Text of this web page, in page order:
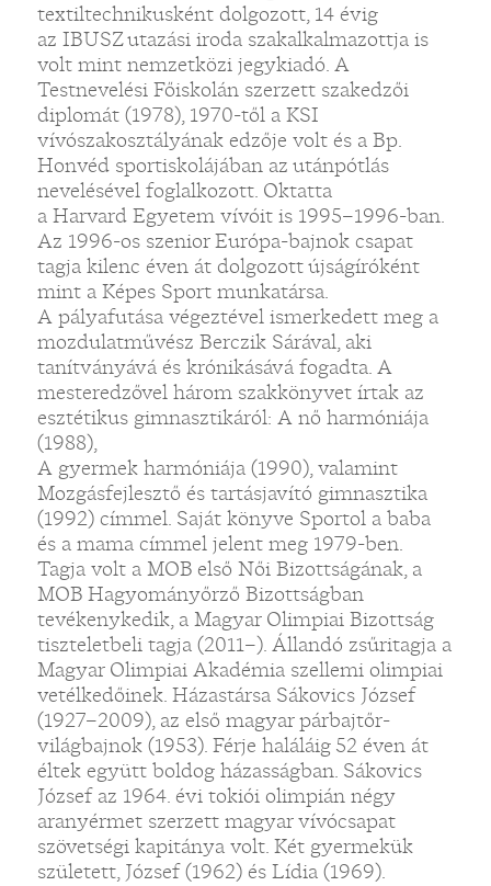
textiltechnikusként dolgozott, 14 évig
az IBUSZ utazási iroda szakalkalmazottja is
volt mint nemzetközi jegykiadó. A
Testnevelési Főiskolán szerzett szakedzői
diplomát (1978), 1970-től a KSI
vívószakosztályának edzője volt és a Bp.
Honvéd sportiskolájában az utánpótlás
nevelésével foglalkozott. Oktatta
a Harvard Egyetem vívóit is 1995–1996-ban.
Az 1996-os szenior Európa-bajnok csapat
tagja kilenc éven át dolgozott újságíróként
mint a Képes Sport munkatársa.
A pályafutása végeztével ismerkedett meg a
mozdulatművész Berczik Sárával, aki
tanítványává és krónikásává fogadta. A
mesteredzővel három szakkönyvet írtak az
esztétikus gimnasztikáról: A nő harmóniája
(1988),
A gyermek harmóniája (1990), valamint
Mozgásfejlesztő és tartásjavító gimnasztika
(1992) címmel. Saját könyve Sportol a baba
és a mama címmel jelent meg 1979-ben.
Tagja volt a MOB első Női Bizottságának, a
MOB Hagyományőrző Bizottságban
tevékenykedik, a Magyar Olimpiai Bizottság
tiszteletbeli tagja (2011–). Állandó zsűritagja a
Magyar Olimpiai Akadémia szellemi olimpiai
vetélkedőinek. Házastársa Sákovics József
(1927–2009), az első magyar párbajtőr-
világbajnok (1953). Férje haláláig 52 éven át
éltek együtt boldog házasságban. Sákovics
József az 1964. évi tokiói olimpián négy
aranyérmet szerzett magyar vívócsapat
szövetségi kapitánya volt. Két gyermekük
született, József (1962) és Lídia (1969).